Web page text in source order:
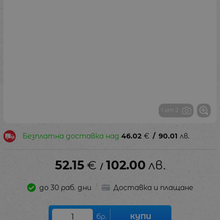
1 от 2
Безплатна доставка над 46.02 € / 90.01 лв.
52.15 € / 102.00 лв.
до 30 раб. дни Доставка и плащане
бр. КУПИ